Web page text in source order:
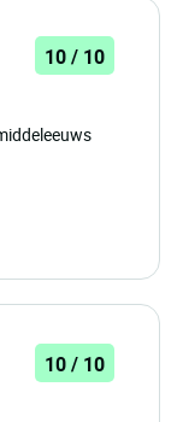
10 / 10
10 / 10